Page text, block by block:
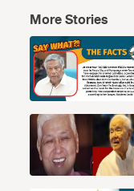
More Stories